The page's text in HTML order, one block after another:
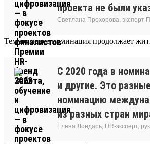
проекта не были
Светлана Прохорова, эксперт
Тем не менее номинация продолжает
С 2020 года в
и другие. Это
номинацию
из разных стран
Елена Лондарь, HR-эксперт,